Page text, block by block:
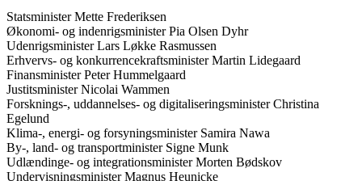
Statsminister Mette Frederiksen
Økonomi- og indenrigsminister Pia Olsen Dyhr
Udenrigsminister Lars Løkke Rasmussen
Erhvervs- og konkurrencekraftsminister Martin Lidegaard
Finansminister Peter Hummelgaard
Justitsminister Nicolai Wammen
Forsknings-, uddannelses- og digitaliseringsminister Christina
Egelund
Klima-, energi- og forsyningsminister Samira Nawa
By-, land- og transportminister Signe Munk
Udlændinge- og integrationsminister Morten Bødskov
Undervisningsminister Magnus Heunicke